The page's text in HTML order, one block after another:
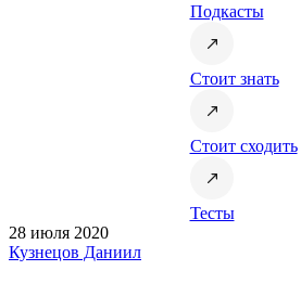
Подкасты
Стоит знать
Стоит сходить
Тесты
28 июля 2020
Кузнецов Даниил